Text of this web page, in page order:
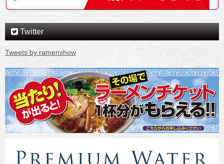
Twitter
Tweets by ramenshow